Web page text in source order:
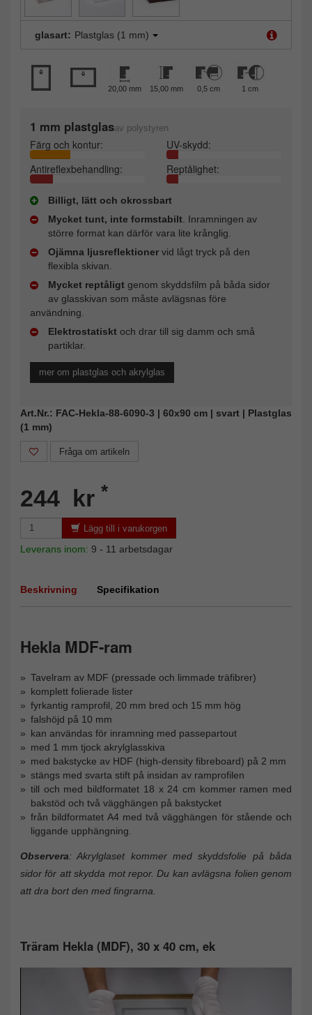
glasart: Plastglas (1 mm)
20,00 mm 15,00 mm 0,5 cm 1 cm
1 mm plastglasav polystyren
Färg och kontur:
UV-skydd:
Antireflexbehandling:
Reptålighet:
Billigt, lätt och okrossbart
Mycket tunt, inte formstabilt . Inramningen av
större format kan därför vara lite krånglig.
Ojämna ljusreflektioner vid lågt tryck på den
flexibla skivan.
Mycket reptåligt genom skyddsfilm på båda sidor
av glasskivan som måste avlägsnas före
användning.
Elektrostatiskt och drar till sig damm och små
partiklar.
mer om plastglas och akrylglas
Art.Nr.: FAC-Hekla-88-6090-3 | 60x90 cm | svart | Plastglas
(1 mm)
Fråga om artikeln
244 kr *
Lägg till i varukorgen
Leverans inom: 9 - 11 arbetsdagar
Beskrivning Specifikation
Hekla MDF-ram
Tavelram av MDF (pressade och limmade träfibrer)
komplett folierade lister
fyrkantig ramprofil, 20 mm bred och 15 mm hög
falshöjd på 10 mm
kan användas för inramning med passepartout
med 1 mm tjock akrylglasskiva
med bakstycke av HDF (high-density fibreboard) på 2 mm
stängs med svarta stift på insidan av ramprofilen
till och med bildformatet 18 x 24 cm kommer ramen med
bakstöd och två vägghängen på bakstycket
från bildformatet A4 med två vägghängen för stående och
liggande upphängning.
Observera: Akrylglaset kommer med skyddsfolie på båda
sidor för att skydda mot repor. Du kan avlägsna folien genom
att dra bort den med fingrarna.
Träram Hekla (MDF), 30 x 40 cm, ek